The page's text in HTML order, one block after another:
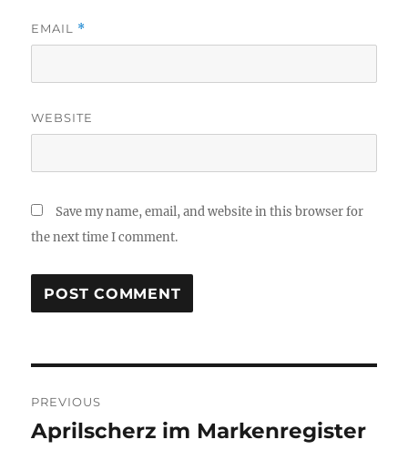
EMAIL *
WEBSITE
Save my name, email, and website in this browser for
the next time I comment.
navigation
PREVIOUS
Previous
Aprilscherz im Markenregister